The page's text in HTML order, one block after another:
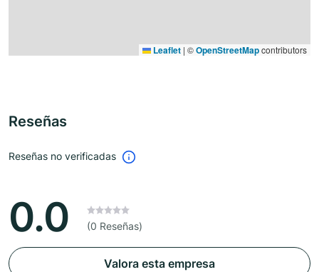
Leaflet | ©OpenStreetMapcontributors
Reseñas
Reseñas no verificadas
0.0 (0 Reseñas)
Valora esta empresa